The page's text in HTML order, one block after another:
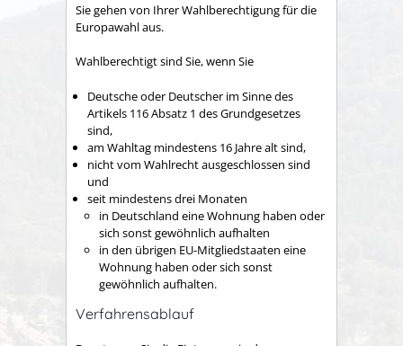
Sie gehen von Ihrer Wahlberechtigung für die
Europawahl aus.
Wahlberechtigt sind Sie, wenn Sie
Deutsche oder Deutscher im Sinne des
Artikels 116 Absatz 1 des Grundgesetzes
sind,
am Wahltag mindestens 16 Jahre alt sind,
nicht vom Wahlrecht ausgeschlossen sind
und
seit mindestens drei Monaten
in Deutschland eine Wohnung haben oder
sich sonst gewöhnlich aufhalten
in den übrigen EU-Mitgliedstaaten eine
Wohnung haben oder sich sonst
gewöhnlich aufhalten.
Verfahrensablauf